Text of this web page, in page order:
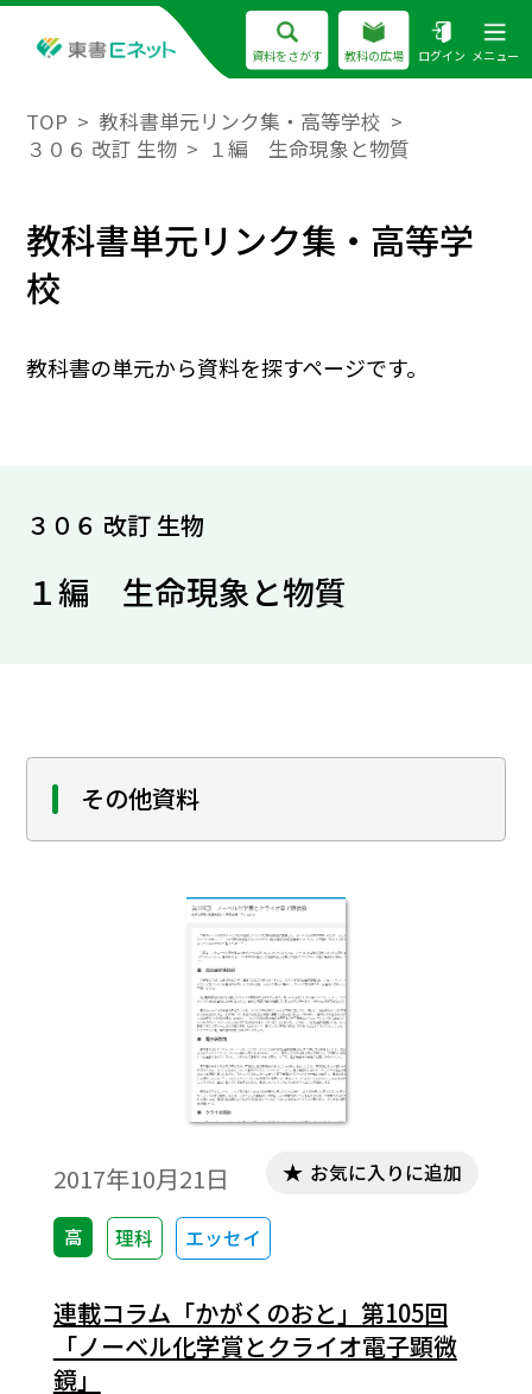
資料をさがす 教科の広場 ログイン メニュー
TOP
教科書単元リンク集・高等学校
３０６ 改訂 生物
１編 生命現象と物質
教科書単元リンク集・高等学
校
教科書の単元から資料を探すページです。
３０６ 改訂 生物
１編 生命現象と物質
その他資料
2017年10月21日
高 理科 エッセイ
お気に入りに追加
連載コラム「かがくのおと」第105回
「ノーベル化学賞とクライオ電子顕微
鏡」